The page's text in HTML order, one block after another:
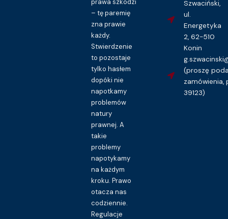
– tę paremię
zna prawie
każdy.
Stwierdzenie
to pozostaje
tylko hasłem
dopóki nie
napotkamy
problemów
natury
prawnej. A
takie
problemy
napotykamy
na każdym
kroku. Prawo
otacza nas
codziennie.
Regulacje
Szwaciński,
ul.
Energetyka
2, 62-510
Konin
(proszę
zamówienia,
39123)